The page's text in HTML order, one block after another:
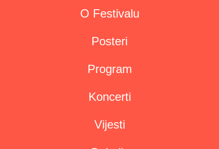
O Festivalu
Posteri
Program
Koncerti
Vijesti